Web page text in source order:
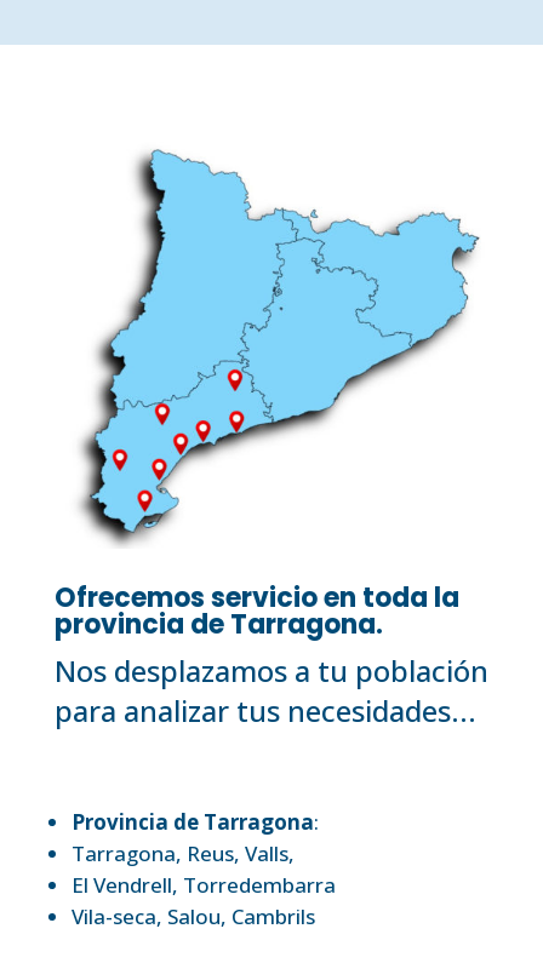
Ofrecemos servicio en toda la
provincia de Tarragona.
Nos desplazamos a tu población
para analizar tus necesidades...
Provincia de Tarragona:
Tarragona, Reus, Valls,
El Vendrell, Torredembarra
Vila-seca, Salou, Cambrils